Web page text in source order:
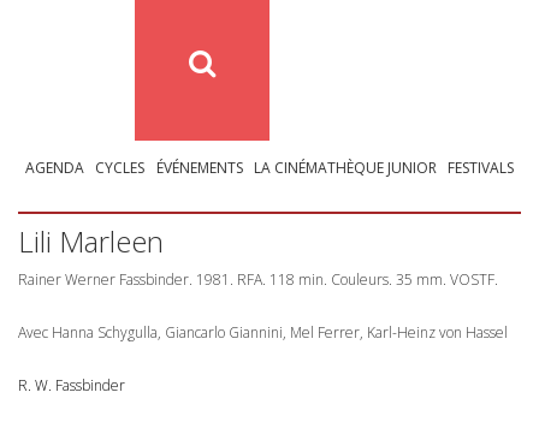
AGENDA CYCLES ÉVÉNEMENTS LA CINÉMATHÈQUE JUNIOR FESTIVALS
Lili Marleen
Rainer Werner Fassbinder. 1981. RFA. 118 min. Couleurs. 35 mm. VOSTF.
Avec Hanna Schygulla, Giancarlo Giannini, Mel Ferrer, Karl-Heinz von Hassel
R. W. Fassbinder